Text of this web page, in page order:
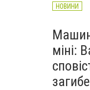
НОВИНИ
міні: